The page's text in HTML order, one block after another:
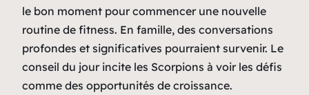
le bon moment pour commencer une nouvelle
routine de fitness. En famille, des conversations
profondes et significatives pourraient survenir. Le
conseil du jour incite les Scorpions à voir les défis
comme des opportunités de croissance.